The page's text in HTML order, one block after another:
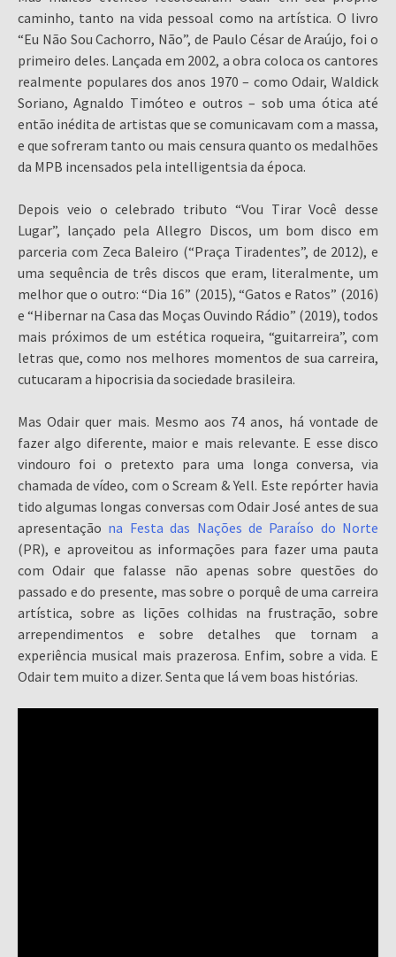
caminho, tanto na vida pessoal como na artística. O livro
“Eu Não Sou Cachorro, Não”, de Paulo César de Araújo, foi o
primeiro deles. Lançada em 2002, a obra coloca os cantores
realmente populares dos anos 1970 – como Odair, Waldick
Soriano, Agnaldo Timóteo e outros – sob uma ótica até
então inédita de artistas que se comunicavam com a massa,
e que sofreram tanto ou mais censura quanto os medalhões
da MPB incensados pela intelligentsia da época.
Depois veio o celebrado tributo “Vou Tirar Você desse
Lugar”, lançado pela Allegro Discos, um bom disco em
parceria com Zeca Baleiro (“Praça Tiradentes”, de 2012), e
uma sequência de três discos que eram, literalmente, um
melhor que o outro: “Dia 16” (2015), “Gatos e Ratos” (2016)
e “Hibernar na Casa das Moças Ouvindo Rádio” (2019), todos
mais próximos de um estética roqueira, “guitarreira”, com
letras que, como nos melhores momentos de sua carreira,
cutucaram a hipocrisia da sociedade brasileira.
Mas Odair quer mais. Mesmo aos 74 anos, há vontade de
fazer algo diferente, maior e mais relevante. E esse disco
vindouro foi o pretexto para uma longa conversa, via
chamada de vídeo, com o Scream & Yell. Este repórter havia
tido algumas longas conversas com Odair José antes de sua
apresentação na Festa das Nações de Paraíso do Norte
(PR), e aproveitou as informações para fazer uma pauta
com Odair que falasse não apenas sobre questões do
passado e do presente, mas sobre o porquê de uma carreira
artística, sobre as lições colhidas na frustração, sobre
arrependimentos e sobre detalhes que tornam a
experiência musical mais prazerosa. Enfim, sobre a vida. E
Odair tem muito a dizer. Senta que lá vem boas histórias.